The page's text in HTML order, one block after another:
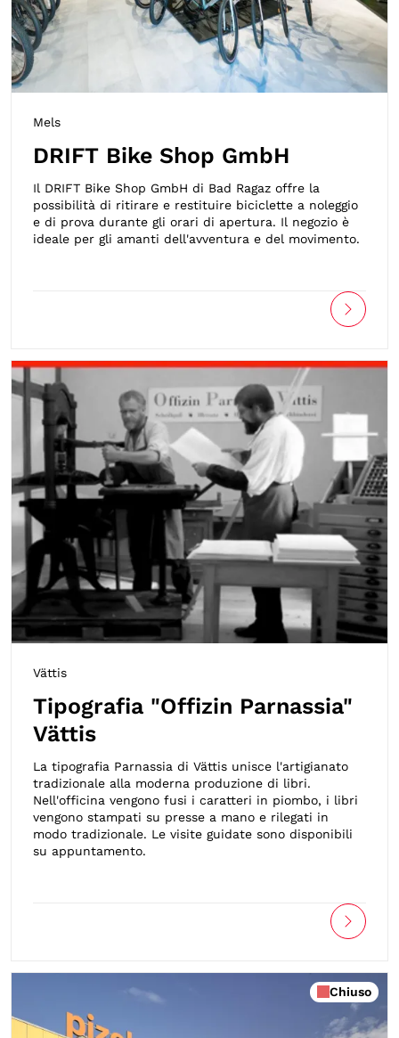
Mels
DRIFT Bike Shop GmbH
Il DRIFT Bike Shop GmbH di Bad Ragaz offre la
possibilità di ritirare e restituire biciclette a noleggio
e di prova durante gli orari di apertura. Il negozio è
ideale per gli amanti dell'avventura e del movimento.
Vättis
Tipografia "Offizin Parnassia"
Vättis
La tipografia Parnassia di Vättis unisce l'artigianato
tradizionale alla moderna produzione di libri.
Nell'officina vengono fusi i caratteri in piombo, i libri
vengono stampati su presse a mano e rilegati in
modo tradizionale. Le visite guidate sono disponibili
su appuntamento.
Chiuso